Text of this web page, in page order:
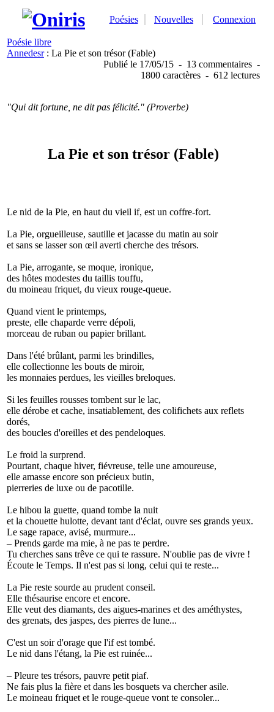
Poésies Nouvelles Connexion
Poésie libre
Annedesr: La Pie et son trésor (Fable)
Publié le 17/05/15 - 13 commentaires -
1800 caractères - 612 lectures
"Qui dit fortune, ne dit pas félicité." (Proverbe)
La Pie et son trésor (Fable)
Le nid de la Pie, en haut du vieil if, est un coffre-fort.
La Pie, orgueilleuse, sautille et jacasse du matin au soir
et sans se lasser son œil averti cherche des trésors.
La Pie, arrogante, se moque, ironique,
des hôtes modestes du taillis touffu,
du moineau friquet, du vieux rouge-queue.
Quand vient le printemps,
preste, elle chaparde verre dépoli,
morceau de ruban ou papier brillant.
Dans l'été brûlant, parmi les brindilles,
elle collectionne les bouts de miroir,
les monnaies perdues, les vieilles breloques.
Si les feuilles rousses tombent sur le lac,
elle dérobe et cache, insatiablement, des colifichets aux reflets
dorés,
des boucles d'oreilles et des pendeloques.
Le froid la surprend.
Pourtant, chaque hiver, fiévreuse, telle une amoureuse,
elle amasse encore son précieux butin,
pierreries de luxe ou de pacotille.
Le hibou la guette, quand tombe la nuit
et la chouette hulotte, devant tant d'éclat, ouvre ses grands yeux.
Le sage rapace, avisé, murmure...
– Prends garde ma mie, à ne pas te perdre.
Tu cherches sans trêve ce qui te rassure. N'oublie pas de vivre !
Écoute le Temps. Il n'est pas si long, celui qui te reste...
La Pie reste sourde au prudent conseil.
Elle thésaurise encore et encore.
Elle veut des diamants, des aigues-marines et des améthystes,
des grenats, des jaspes, des pierres de lune...
C'est un soir d'orage que l'if est tombé.
Le nid dans l'étang, la Pie est ruinée...
– Pleure tes trésors, pauvre petit piaf.
Ne fais plus la fière et dans les bosquets va chercher asile.
Le moineau friquet et le rouge-queue vont te consoler...